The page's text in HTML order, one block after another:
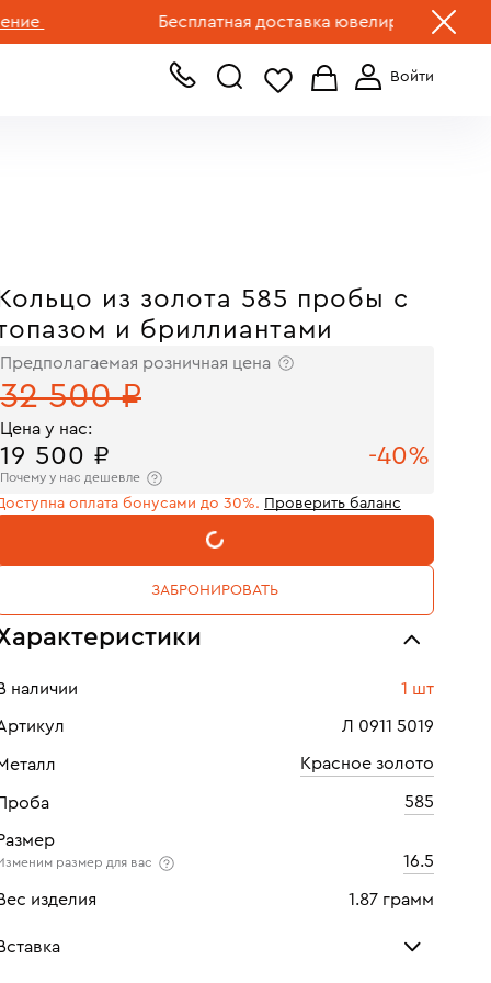
Бесплатная доставка ювелирных изделий по
+7 (499) 519-00-00
Кольцо из золота 585 пробы с
и бриллиантами
Предполагаемая розничная цена
32 500 ₽
Цена у нас:
19 500 ₽ -40%
Почему у нас дешевле
оплата бонусами до 30%. Проверить баланс
В КОРЗИНУ
ЗАБРОНИРОВАТЬ
наличии 1 шт
Л 0911 5019
Красное золото
585
размер для вас 16.5
изделия 1.87 грамм